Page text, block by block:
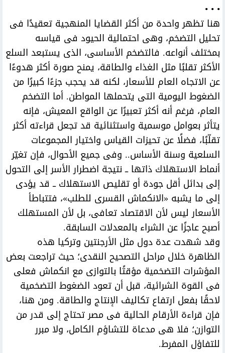
• • •
هنا تظهر واحدة من أكثر القضايا المنهجية تعقيدًا فى
تحليل التضخم، وهى احتمالية الحيود فى قياسه
بمختلف أنواعه. فالتضخم الأساسى، الذى يستبعد السلع
الأكثر تقلبًا مثل الغذاء والطاقة، يمنح صورة أكثر هدوءًا
عن الاتجاه العام للأسعار، لكنه قد يحجب جزءًا كبيرًا من
الضغوط اليومية التى يتحملها المواطن. أما التضخم
العام، فرغم أنه أكثر تعبيرًا عن الواقع المعيش، فإنه
يتأثر بعوامل موسمية واستثنائية قد تجعل قراءته أكثر
تقلّبًا، فضلًا عن تحيزات القياس واختيار المجموعات
السلعية وسنة الأساس.. وفى جميع الأحوال، فإن تغيّر
أنماط الاستهلاك ذاتها ــ نتيجة اضطرار الأسر إلى التحول
إلى بدائل أقل جودة أو تقليص الاستهلاك ــ قد يؤدى
إلى ما يشبه «الانكماش القسرى للطلب»، فتتباطأ
الأسعار ليس لأن الاقتصاد تعافى، بل لأن المستهلك
أصبح عاجزًا عن الشراء بالمعدلات السابقة.
وقد شهدت عدة دول مثل الأرجنتين وتركيا هذه
الظاهرة خلال مراحل التصحيح النقدى؛ حيث تراجعت بعض
المؤشرات التضخمية مؤقتًا بالتوازى مع انكماش فعلى
فى القوة الشرائية، قبل أن تعود الضغوط التضخمية
لاحقًا بفعل ارتفاع تكاليف الإنتاج والطاقة. ومن هنا،
فإن قراءة الأرقام الحالية فى مصر تحتاج إلى قدر من
التوازن؛ فلا هى مدعاة للتشاؤم الكامل، ولا مبرر
للتفاؤل المفرط.